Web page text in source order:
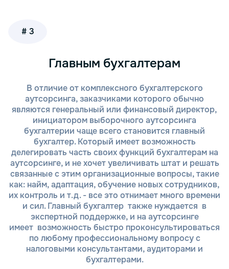
# 3
Главным бухгалтерам
В отличие от комплексного бухгалтерского
аутсорсинга, заказчиками которого обычно
являются генеральный или финансовый директор,
инициатором выборочного аутсорсинга
бухгалтерии чаще всего становится главный
бухгалтер. Который имеет возможность
делегировать часть своих функций бухгалтерам на
аутсорсинге, и не хочет увеличивать штат и решать
связанные с этим организационные вопросы, такие
как: найм, адаптация, обучение новых сотрудников,
их контроль и т.д. - все это отнимает много времени
и сил. Главный бухгалтер также нуждается в
экспертной поддержке, и на аутсорсинге
имеет возможность быстро проконсультироваться
по любому профессиональному вопросу с
налоговыми консультантами, аудиторами и
бухгалтерами.